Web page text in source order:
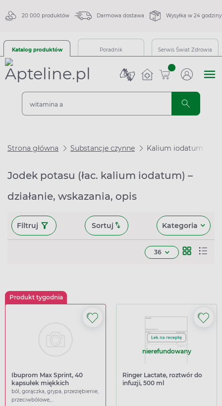
20 000 produktów Darmowa dostawa Wysyłka w 24 godziny
Katalog produktów Poradnik Serwis Świat Zdrowia
sztuk
Strona główna Substancje czynne Kalium iodatum
Jodek potasu (łac. kalium iodatum) –
działanie, wskazania, opis
Filtruj Sortuj Kategoria
36
Produkt tygodnia
Ibuprom Max Sprint, 40
kapsułek miękkich
ból, gorączka, grypa, przeziębienie,
przeciwbólowe,
nierefundowany
Ringer Lactate, roztwór do
infuzji, 500 ml